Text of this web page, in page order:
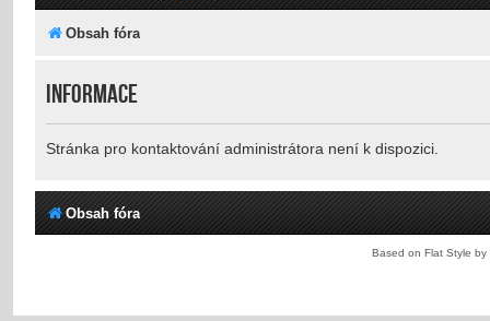
Obsah fóra
Informace
Stránka pro kontaktování administrátora není k dispozici.
Obsah fóra
Based on Flat Style by